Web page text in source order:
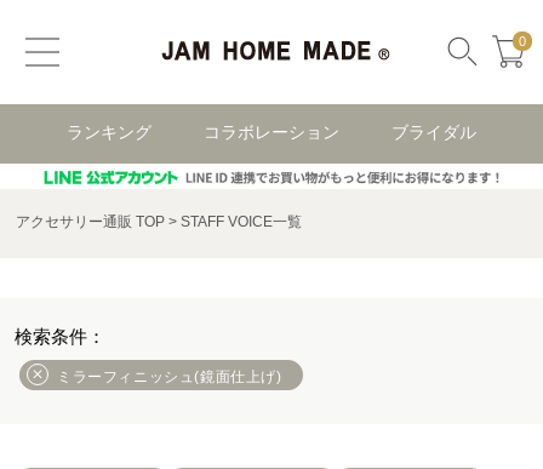
0
ランキング コラボレーション ブライダル
アクセサリー通販 TOP STAFF VOICE一覧
ミラーフィニッシュ(鏡面仕上げ)